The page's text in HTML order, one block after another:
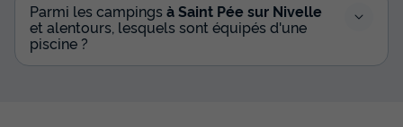
Parmi les campings à Saint Pée sur Nivelle
et alentours, lesquels sont équipés d'une
piscine ?